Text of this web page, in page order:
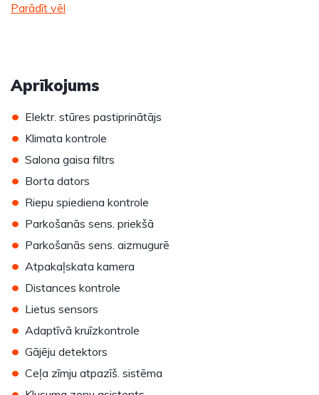
Parādīt vēl
Aprīkojums
• Elektr. stūres pastiprinātājs
• Klimata kontrole
• Salona gaisa filtrs
• Borta dators
• Riepu spiediena kontrole
• Parkošanās sens. priekšā
• Parkošanās sens. aizmugurē
• Atpakaļskata kamera
• Distances kontrole
• Lietus sensors
• Adaptīvā kruīzkontrole
• Gājēju detektors
• Ceļa zīmju atpazīš. sistēma